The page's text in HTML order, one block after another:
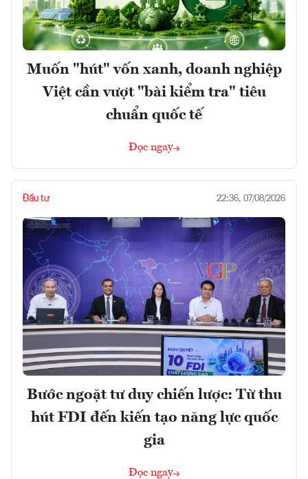
Muốn "hút" vốn xanh, doanh nghiệp
Việt cần vượt "bài kiểm tra" tiêu
chuẩn quốc tế
Đọc ngay
Đầu tư 22:36, 07/08/2026
Bước ngoặt tư duy chiến lược: Từ thu
hút FDI đến kiến tạo năng lực quốc
gia
Đọc ngay